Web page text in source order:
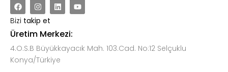
Bizi takip et
Üretim Merkezi:
4.O.S.B Büyükkayacık Mah. 103.Cad. No:12 Selçuklu
Konya/Türkiye